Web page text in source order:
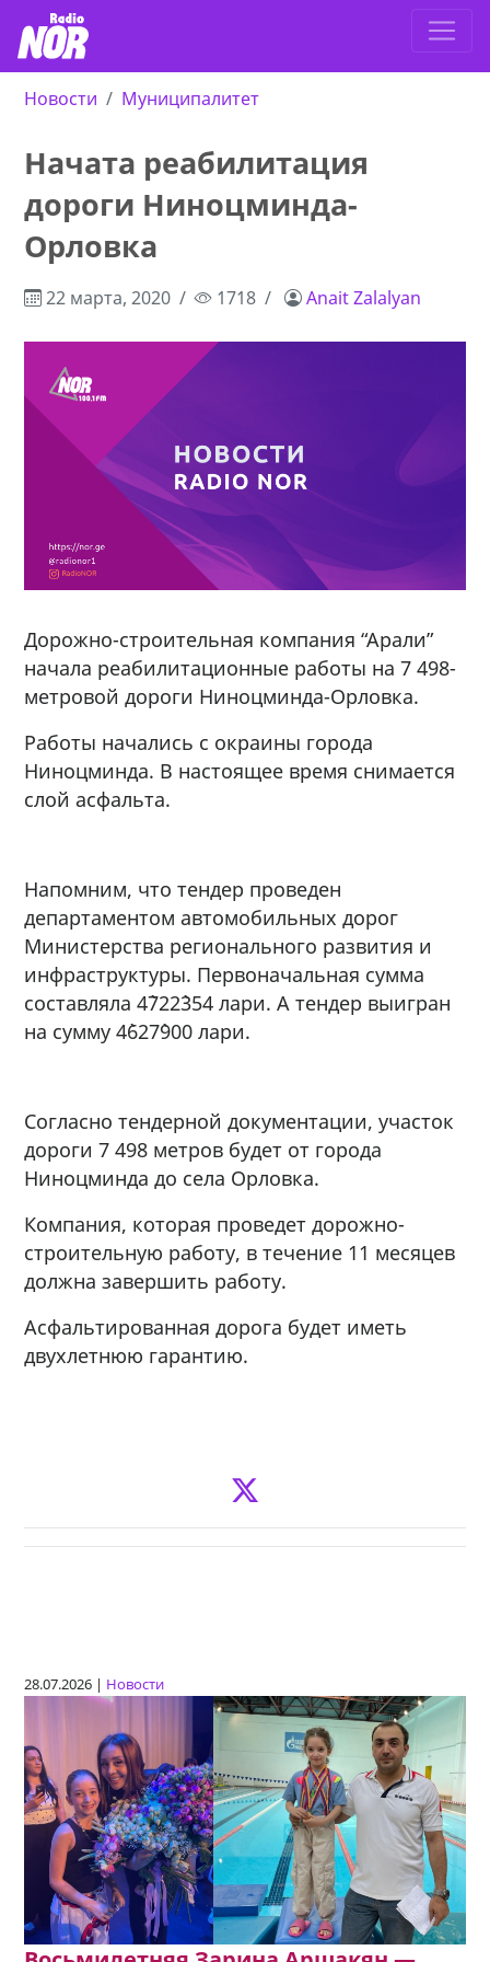
Новости Муниципалитет
Начата реабилитация
дороги Ниноцминда-
Орловка
22 марта, 2020 1718 Anait Zalalyan
Дорожно-строительная компания “Арали”
начала реабилитационные работы на 7 498-
метровой дороги Ниноцминда-Орловка.
Работы начались с окраины города
Ниноцминда. В настоящее время снимается
слой асфальта.
Напомним, что тендер проведен
департаментом автомобильных дорог
Министерства регионального развития и
инфраструктуры. Первоначальная сумма
составляла 4`722`354 лари. А тендер выигран
на сумму 4`627`900 лари.
Согласно тендерной документации, участок
дороги 7 498 метров будет от города
Ниноцминда до села Орловка.
Компания, которая проведет дорожно-
строительную работу, в течение 11 месяцев
должна завершить работу.
Асфальтированная дорога будет иметь
двухлетнюю гарантию.
28.07.2026 | Новости